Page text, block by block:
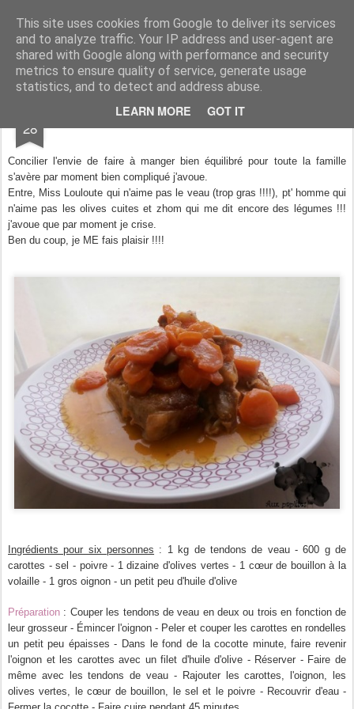
This site uses cookies from Google to deliver its services
and to analyze traffic. Your IP address and user-agent are
shared with Google along with performance and security
metrics to ensure quality of service, generate usage
statistics, and to detect and address abuse.
LEARN MORE GOT IT
Aux papilles by Virginie
28 Tendrons de veau aux carottes
Concilier l'envie de faire à manger bien équilibré pour toute la famille
s'avère par moment bien compliqué j'avoue.
Entre, Miss Louloute qui n'aime pas le veau (trop gras !!!!), pt' homme qui
n'aime pas les olives cuites et zhom qui me dit encore des légumes !!!
j'avoue que par moment je crise.
Ben du coup, je ME fais plaisir !!!!
Ingrédients pour six personnes : 1 kg de tendons de veau - 600 g de
carottes - sel - poivre - 1 dizaine d'olives vertes - 1 cœur de bouillon à la
volaille - 1 gros oignon - un petit peu d'huile d'olive
Préparation : Couper les tendons de veau en deux ou trois en fonction de
leur grosseur - Émincer l'oignon - Peler et couper les carottes en rondelles
un petit peu épaisses - Dans le fond de la cocotte minute, faire revenir
l'oignon et les carottes avec un filet d'huile d'olive - Réserver - Faire de
même avec les tendons de veau - Rajouter les carottes, l'oignon, les
olives vertes, lecœur de bouillon, le sel et le poivre - Recouvrir d'eau -